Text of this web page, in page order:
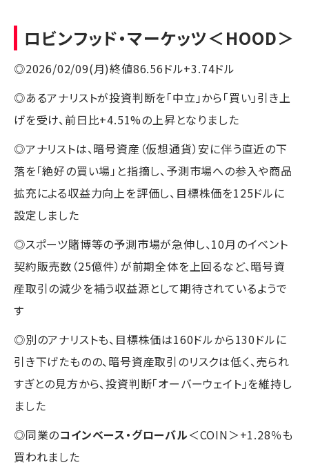
ロビンフッド・マーケッツ＜HOOD＞
◎2026/02/09(月)終値86.56ドル+3.74ドル
◎あるアナリストが投資判断を「中立」から「買い」引き上
げを受け、前日比+4.51%の上昇となりました
◎アナリストは、暗号資産（仮想通貨）安に伴う直近の下
落を「絶好の買い場」と指摘し、予測市場への参入や商品
拡充による収益力向上を評価し、目標株価を125ドルに
設定しました
◎スポーツ賭博等の予測市場が急伸し、10月のイベント
契約販売数（25億件）が前期全体を上回るなど、暗号資
産取引の減少を補う収益源として期待されているようで
す
◎別のアナリストも、目標株価は160ドルから130ドルに
引き下げたものの、暗号資産取引のリスクは低く、売られ
すぎとの見方から、投資判断「オーバーウェイト」を維持し
ました
◎同業のコインベース・グローバル＜COIN＞+1.28％も
買われました